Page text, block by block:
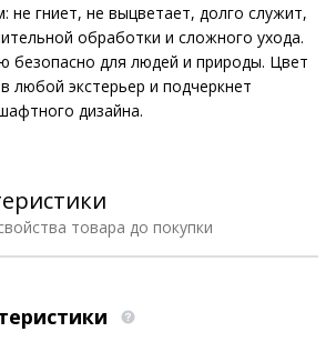
гниет, не выцветает, долго служит,
обработки и сложного ухода.
безопасно для людей и природы. Цвет
любой экстерьер и подчеркнет
дизайна.
товара до покупки